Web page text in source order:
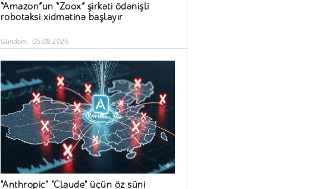
“Amazon”un “Zoox” şirkəti ödənişli
robotaksi xidmətinə başlayır
Gündəm 05.08.2026
"Anthropic" "Claude" üçün öz süni